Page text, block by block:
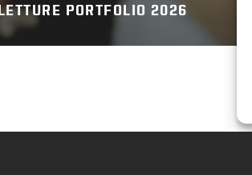
LETTURE PORTFOLIO 2026